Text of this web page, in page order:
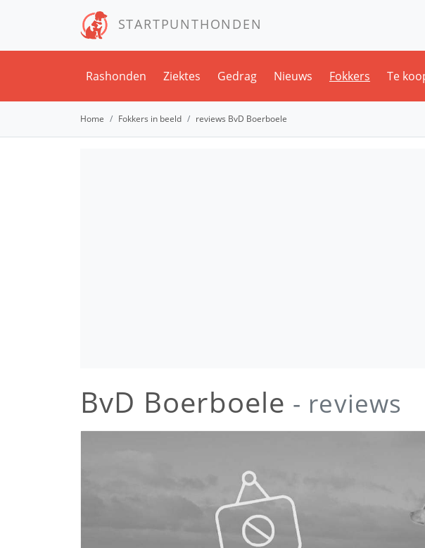
STARTPUNTHONDEN
Rashonden Ziektes Gedrag Nieuws Fokkers Te
Home Fokkers in beeld reviews BvD Boerboele
BvD Boerboele - reviews